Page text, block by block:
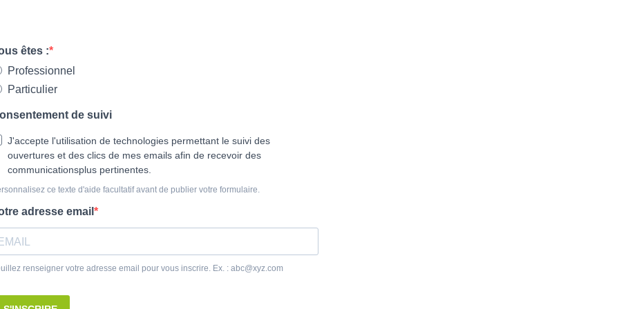
êtes :
Professionnel
Particulier
de suivi
J'accepte l'utilisation de technologies permettant le suivi des
ouvertures et des clics de mes emails afin de recevoir des
communicationsplus pertinentes.
ce texte d'aide facultatif avant de publier votre formulaire.
adresse email
renseigner votre adresse email pour vous inscrire. Ex. : abc@xyz.com